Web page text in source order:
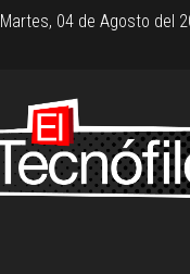
Martes, 04 de Agosto del